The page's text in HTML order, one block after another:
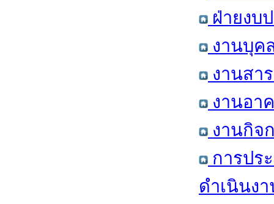
ฝ่ายงบ
งานบุค
งานสา
งานอา
งานกิจ
การปร
ดำเนินง